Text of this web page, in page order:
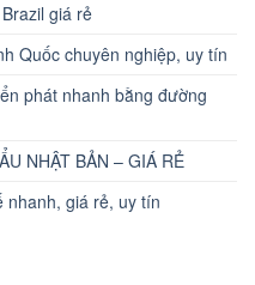
giá rẻ
Quốc chuyên nghiệp, uy tín
phát nhanh bằng đường
NHẬT BẢN – GIÁ RẺ
nhanh, giá rẻ, uy tín